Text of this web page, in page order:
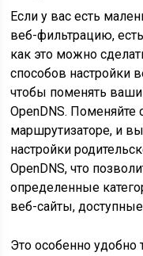
Если у вас есть
веб-фильтрацию,
как это можно
способов настройки
чтобы поменять
OpenDNS. Поменяйте
маршрутизаторе, и
настройки
OpenDNS, что
определенные
веб-сайты,
Это особенно удобно